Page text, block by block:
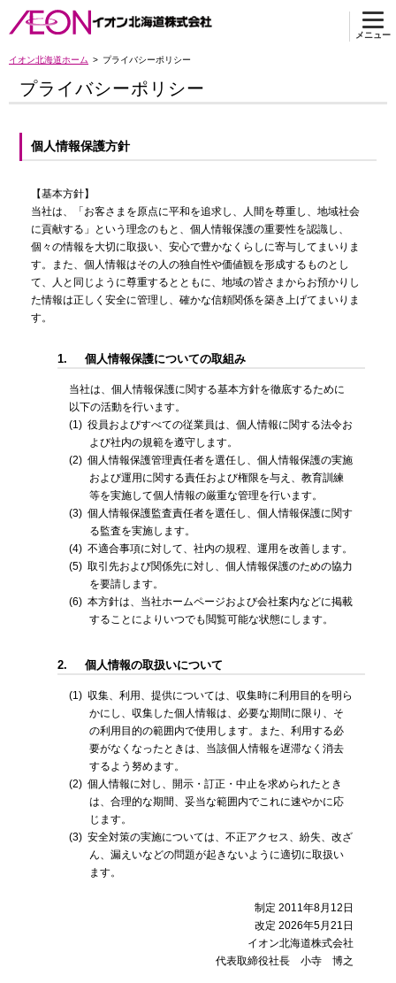
メニュー
イオン北海道ホーム プライバシーポリシー
プライバシーポリシー
個人情報保護方針
【基本方針】
当社は、「お客さまを原点に平和を追求し、人間を尊重し、地域社会
に貢献する」という理念のもと、個人情報保護の重要性を認識し、
個々の情報を大切に取扱い、安心で豊かなくらしに寄与してまいりま
す。また、個人情報はその人の独自性や価値観を形成するものとし
て、人と同じように尊重するとともに、地域の皆さまからお預かりし
た情報は正しく安全に管理し、確かな信頼関係を築き上げてまいりま
す。
1. 個人情報保護についての取組み
当社は、個人情報保護に関する基本方針を徹底するために
以下の活動を行います。
(1) 役員およびすべての従業員は、個人情報に関する法令お
よび社内の規範を遵守します。
(2) 個人情報保護管理責任者を選任し、個人情報保護の実施
および運用に関する責任および権限を与え、教育訓練
等を実施して個人情報の厳重な管理を行います。
(3) 個人情報保護監査責任者を選任し、個人情報保護に関す
る監査を実施します。
(4) 不適合事項に対して、社内の規程、運用を改善します。
(5) 取引先および関係先に対し、個人情報保護のための協力
を要請します。
(6) 本方針は、当社ホームページおよび会社案内などに掲載
することによりいつでも閲覧可能な状態にします。
2. 個人情報の取扱いについて
(1) 収集、利用、提供については、収集時に利用目的を明ら
かにし、収集した個人情報は、必要な期間に限り、そ
の利用目的の範囲内で使用します。また、利用する必
要がなくなったときは、当該個人情報を遅滞なく消去
するよう努めます。
(2) 個人情報に対し、開示・訂正・中止を求められたとき
は、合理的な期間、妥当な範囲内でこれに速やかに応
じます。
(3) 安全対策の実施については、不正アクセス、紛失、改ざ
ん、漏えいなどの問題が起きないように適切に取扱い
ます。
制定 2011年8月12日
改定 2026年5月21日
イオン北海道株式会社
代表取締役社長 小寺 博之